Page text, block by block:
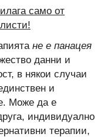
само от
не е панацея
данни и
в някои случаи
и
Може да е
индивидуално
терапии,